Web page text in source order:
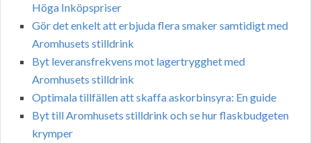
Höga Inköpspriser
Gör det enkelt att erbjuda flera smaker samtidigt med
Aromhusets stilldrink
Byt leveransfrekvens mot lagertrygghet med
Aromhusets stilldrink
Optimala tillfällen att skaffa askorbinsyra: En guide
Byt till Aromhusets stilldrink och se hur flaskbudgeten
krymper